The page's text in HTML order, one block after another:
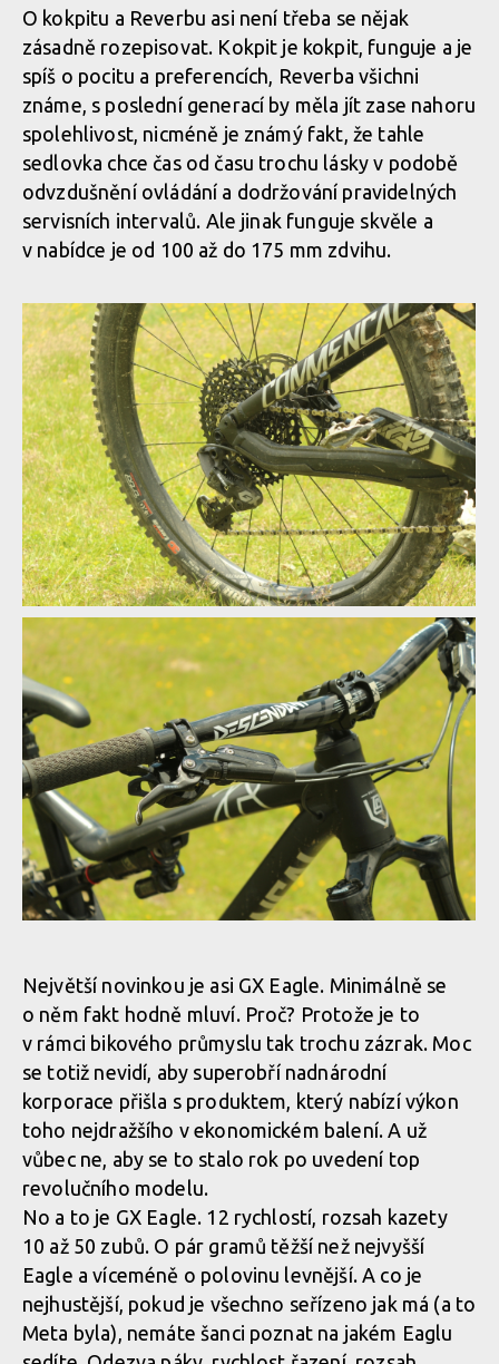
Test: Commencal Meta TR V4.2
Test: Commencal Meta TR V4.2
O kokpitu a Reverbu asi není třeba se nějak
zásadně rozepisovat. Kokpit je kokpit, funguje a je
spíš o pocitu a preferencích, Reverba všichni
známe, s poslední generací by měla jít zase nahoru
spolehlivost, nicméně je známý fakt, že tahle
sedlovka chce čas od času trochu lásky v podobě
odvzdušnění ovládání a dodržování pravidelných
servisních intervalů. Ale jinak funguje skvěle a
v nabídce je od 100 až do 175 mm zdvihu.
Test: Commencal Meta TR V4.2
Test: Commencal Meta TR V4.2
Test: Commencal Meta TR V4.2
Test: Commencal Meta TR V4.2
Test: Commencal Meta TR V4.2
Test: Commencal Meta TR V4.2
Test: Commencal Meta TR V4.2
Největší novinkou je asi GX Eagle. Minimálně se
o něm fakt hodně mluví. Proč? Protože je to
v rámci bikového průmyslu tak trochu zázrak. Moc
se totiž nevidí, aby superobří nadnárodní
korporace přišla s produktem, který nabízí výkon
toho nejdražšího v ekonomickém balení. A už
vůbec ne, aby se to stalo rok po uvedení top
revolučního modelu.
No a to je GX Eagle. 12 rychlostí, rozsah kazety
10 až 50 zubů. O pár gramů těžší než nejvyšší
Eagle a víceméně o polovinu levnější. A co je
nejhustější, pokud je všechno seřízeno jak má (a to
Meta byla), nemáte šanci poznat na jakém Eaglu